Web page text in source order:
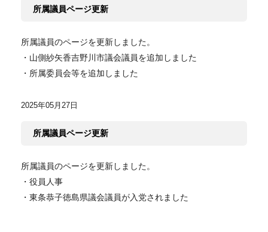
所属議員ページ更新
所属議員のページを更新しました。
・山側紗矢香吉野川市議会議員を追加しました
・所属委員会等を追加しました
2025年05月27日
所属議員ページ更新
所属議員のページを更新しました。
・役員人事
・東条恭子徳島県議会議員が入党されました